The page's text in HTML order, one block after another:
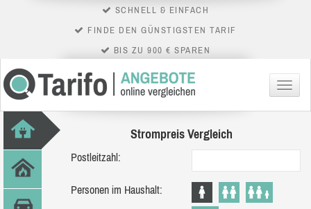
SCHNELL & EINFACH
FINDE DEN GÜNSTIGSTEN TARIF
BIS ZU 900 € SPAREN
Menü
Strompreis Vergleich
Postleitzahl:
Personen im Haushalt: